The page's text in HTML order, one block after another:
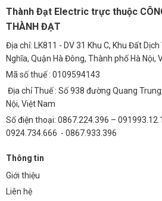
Thành Đạt Electric trực thuộc
THÀNH ĐẠT
Địa chỉ: LK811 - DV 31 Khu C, Khu Đất
Nghĩa, Quận Hà Đông, Thành phố Hà Nội,
Mã số thuế : 0109594143
Địa chỉ Thuế : Số 938 đường Quang
Nội, Việt Nam
Số điện thoại: 0867.224.396 –
0924.734.666 - 0867.933.396
Thông tin
Giới thiệu
Liên hệ